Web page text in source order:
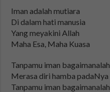
Iman adalah mutiara
Di dalam hati manusia
Yang meyakini Allah
Maha Esa, Maha Kuasa
Tanpamu iman bagaimanalah
Merasa diri hamba padaNya
Tanpamu iman bagaimanalah